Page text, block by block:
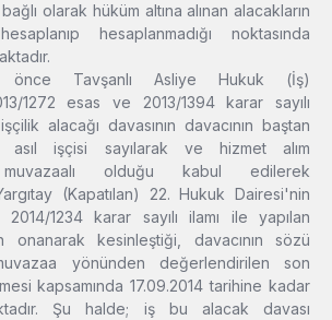
olarak hüküm altına alınan alacakların
hesaplanmadığı noktasında
önce Tavşanlı Asliye Hukuk (İş)
1272 esas ve 2013/1394 karar sayılı
alacağı davasının davacının baştan
asıl işçisi sayılarak ve hizmet alım
muvazaalı olduğu kabul edilerek
(Kapatılan) 22. Hukuk Dairesi'nin
1234 karar sayılı ilamı ile yapılan
onanarak kesinleştiği, davacının sözü
yönünden değerlendirilen son
kapsamında 17.09.2014 tarihine kadar
Şu halde; iş bu alacak davası